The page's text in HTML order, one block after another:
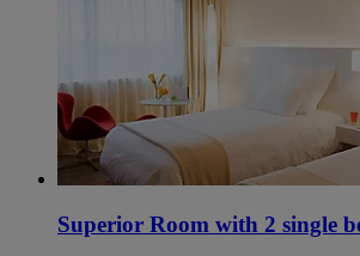
Superior Room with 2 single